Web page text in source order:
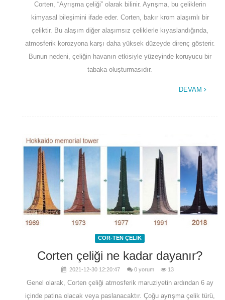
Corten, “Ayrışma çeliği” olarak bilinir. Ayrışma, bu çeliklerin
kimyasal bileşimini ifade eder. Corten, bakır krom alaşımlı bir
çeliktir. Bu alaşım diğer alaşımsız çeliklerle kıyaslandığında,
atmosferik korozyona karşı daha yüksek düzeyde direnç gösterir.
Bunun nedeni, çeliğin havanın etkisiyle yüzeyinde koruyucu bir
tabaka oluşturmasıdır.
DEVAM
COR-TEN ÇELİK
Corten çeliği ne kadar dayanır?
2021-12-30 12:20:47 0 yorum 13
Genel olarak, Corten çeliği atmosferik maruziyetin ardından 6 ay
içinde patina olacak veya paslanacaktır. Çoğu ayrışma çelik türü,